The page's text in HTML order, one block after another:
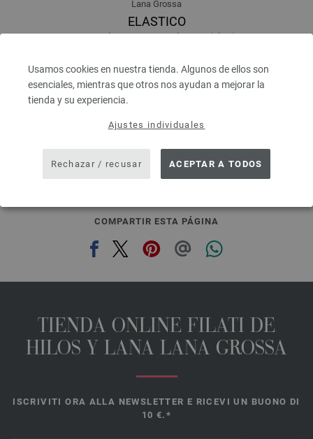
Usamos cookies en nuestra tienda. Algunos de ellos son
esenciales, mientras que otros nos ayudan a mejorar la
tienda y su experiencia.
Ajustes individuales
Rechazar / recusar ACEPTAR A TODOS
Lana Grossa
ELASTICO
96 % Algodón, 4 % Poliéster (elité)
Grosor de las agujas: 3,5 - 4,5
4,16 €
IVA no incluido, más gastos de envío, Precio base:
prev next
COMPARTIR ESTA PÁGINA
TIENDA ONLINE FILATI DE
HILOS Y LANA LANA GROSSA
ISCRIVITI ORA ALLA NEWSLETTER E RICEVI UN BUONO DI
10 €.*